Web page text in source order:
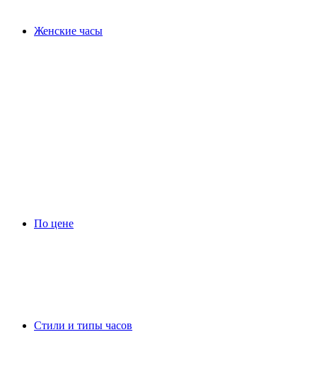
Женские часы
По цене
Стили и типы часов